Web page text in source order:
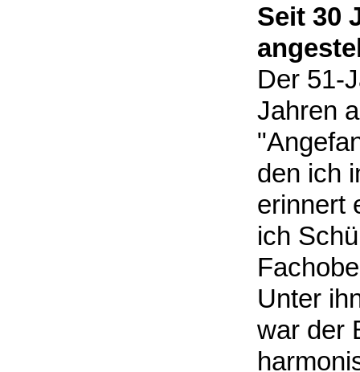
Seit 30
Der 51-
Jahren
den ich
erinnert
ich
Unter
war der